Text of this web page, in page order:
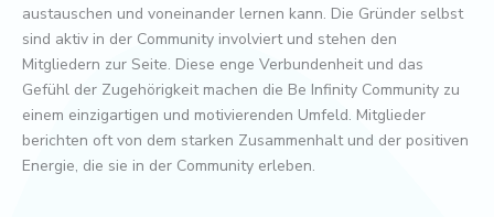
austauschen und voneinander lernen kann. Die Gründer selbst
sind aktiv in der Community involviert und stehen den
Mitgliedern zur Seite. Diese enge Verbundenheit und das
Gefühl der Zugehörigkeit machen die Be Infinity Community zu
einem einzigartigen und motivierenden Umfeld. Mitglieder
berichten oft von dem starken Zusammenhalt und der positiven
Energie, die sie in der Community erleben.